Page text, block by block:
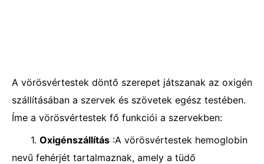
A vörösvértestek döntő szerepet játszanak az oxigén
szállításában a szervek és szövetek egész testében.
Íme a vörösvértestek fő funkciói a szervekben:
1. Oxigénszállítás :A vörösvértestek hemoglobin
nevű fehérjét tartalmaznak, amely a tüdő